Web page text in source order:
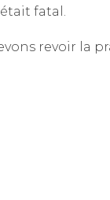
fatal.
revoir la